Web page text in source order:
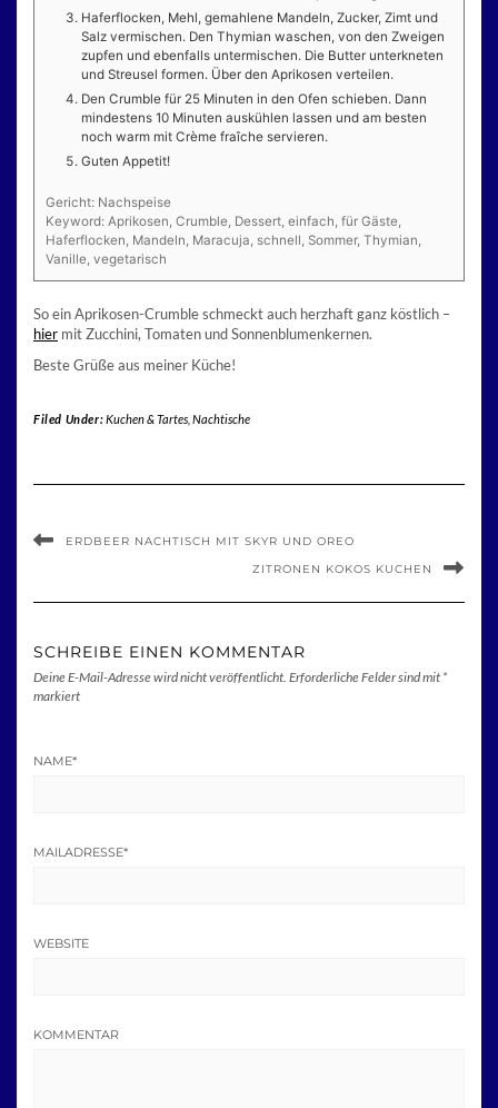
Haferflocken, Mehl, gemahlene Mandeln, Zucker, Zimt und
Salz vermischen. Den Thymian waschen, von den Zweigen
zupfen und ebenfalls untermischen. Die Butter unterkneten
und Streusel formen. Über den Aprikosen verteilen.
Den Crumble für 25 Minuten in den Ofen schieben. Dann
mindestens 10 Minuten auskühlen lassen und am besten
noch warm mit Crème fraîche servieren.
Guten Appetit!
Gericht: Nachspeise
Keyword: Aprikosen, Crumble, Dessert, einfach, für Gäste,
Haferflocken, Mandeln, Maracuja, schnell, Sommer, Thymian,
Vanille, vegetarisch
So ein Aprikosen-Crumble schmeckt auch herzhaft ganz köstlich –
hier mit Zucchini, Tomaten und Sonnenblumenkernen.
Beste Grüße aus meiner Küche!
Filed Under:Kuchen & Tartes, Nachtische
ERDBEER NACHTISCH MIT SKYR UND OREO
ZITRONEN KOKOS KUCHEN
SCHREIBE EINEN KOMMENTAR
Deine E-Mail-Adresse wird nicht veröffentlicht. Erforderliche Felder sind mit *
markiert
NAME*
MAILADRESSE*
WEBSITE
KOMMENTAR